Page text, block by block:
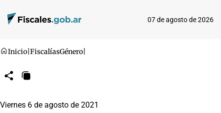
07 de agosto de 2026
Inicio FiscalíasGénero
CompartirCopiar
Viernes 6 de agosto de 2021